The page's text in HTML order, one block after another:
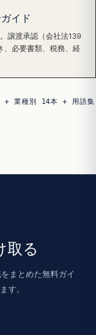
イド
譲渡承認（会社法139
、必要書類、税務、経
+ 業種別 14本 + 用語集
取る
まとめた無料ガイ
す。